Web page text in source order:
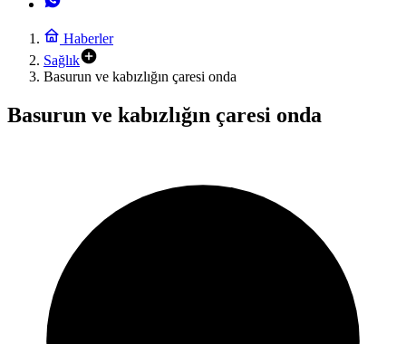
Haberler
Sağlık
Basurun ve kabızlığın çaresi onda
Basurun ve kabızlığın çaresi onda